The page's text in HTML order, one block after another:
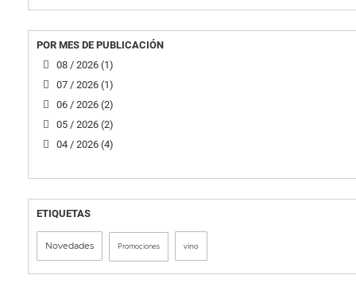
POR MES DE PUBLICACIÓN
08 / 2026 (1)
07 / 2026 (1)
06 / 2026 (2)
05 / 2026 (2)
04 / 2026 (4)
ETIQUETAS
Novedades Promociones vino